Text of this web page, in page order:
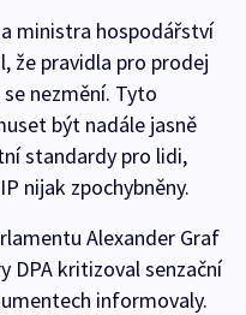
ministra hospodářství
že pravidla pro prodej
nezmění. Tyto
být nadále jasně
standardy pro lidi,
nijak zpochybněny.
Alexander Graf
DPA kritizoval senzační
informovaly.